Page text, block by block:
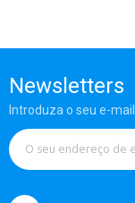
Newsletters
Introduza o seu e-mail